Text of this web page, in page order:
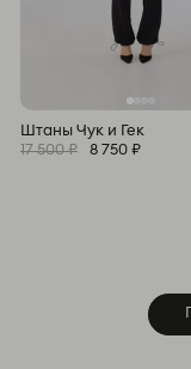
Штаны Чук и Гек
17 500 ₽
8 750 ₽